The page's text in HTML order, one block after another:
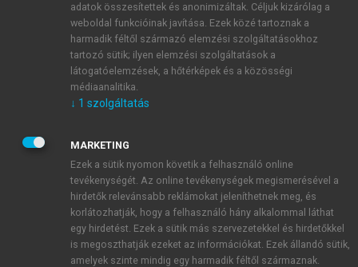
E-MAIL-CÍM
JELSZÓ
JELSZÓ ÚJRA
Kérek értesítést a MeRSZ újdonságairól, akcióiról.
adatok összesítettek és anonimizáltak. Céljuk kizárólag a
weboldal funkcióinak javítása. Ezek közé tartoznak a
harmadik féltől származó elemzési szolgáltatásokhoz
tartozó sütik; ilyen elemzési szolgáltatások a
látogatóelemzések, a hőtérképek és a közösségi
médiaanalitika.
↓ 1 szolgáltatás
MARKETING
Ezek a sütik nyomon követik a felhasználó online
tevékenységét. Az online tevékenységek megismerésével a
hirdetők relevánsabb reklámokat jeleníthetnek meg, és
korlátozhatják, hogy a felhasználó hány alkalommal láthat
egy hirdetést. Ezek a sütik más szervezetekkel és hirdetőkkel
is megoszthatják ezeket az információkat. Ezek állandó sütik,
amelyek szinte mindig egy harmadik féltől származnak.